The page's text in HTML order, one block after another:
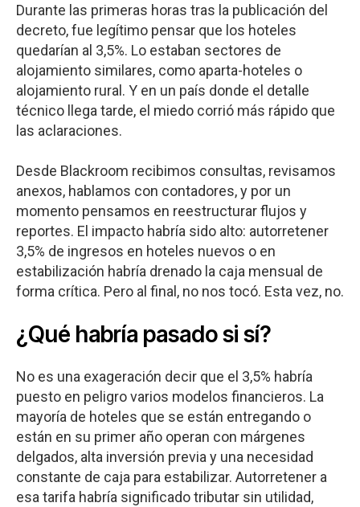
Durante las primeras horas tras la publicación del
decreto, fue legítimo pensar que los hoteles
quedarían al 3,5%. Lo estaban sectores de
alojamiento similares, como aparta-hoteles o
alojamiento rural. Y en un país donde el detalle
técnico llega tarde, el miedo corrió más rápido que
las aclaraciones.
Desde Blackroom recibimos consultas, revisamos
anexos, hablamos con contadores, y por un
momento pensamos en reestructurar flujos y
reportes. El impacto habría sido alto: autorretener
3,5% de ingresos en hoteles nuevos o en
estabilización habría drenado la caja mensual de
forma crítica. Pero al final, no nos tocó. Esta vez, no.
¿Qué habría pasado si sí?
No es una exageración decir que el 3,5% habría
puesto en peligro varios modelos financieros. La
mayoría de hoteles que se están entregando o
están en su primer año operan con márgenes
delgados, alta inversión previa y una necesidad
constante de caja para estabilizar. Autorretener a
esa tarifa habría significado tributar sin utilidad,